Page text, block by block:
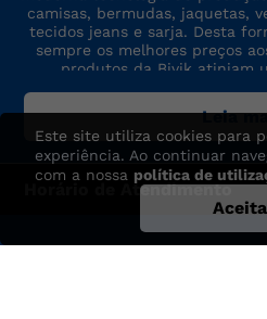
Este site utiliza cookies para
experiência. Ao continuar
com a nossa política de
camisas, bermudas, jaquetas,
tecidos jeans e sarja. Desta
sempre os melhores preços
produtos da Bivik atinjam
Leia
Horário de Atendimento